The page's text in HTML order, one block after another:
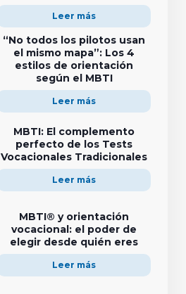
Leer más
“No todos los pilotos usan
el mismo mapa”: Los 4
estilos de orientación
según el MBTI
Leer más
MBTI: El complemento
perfecto de los Tests
Vocacionales Tradicionales
Leer más
MBTI® y orientación
vocacional: el poder de
elegir desde quién eres
Leer más